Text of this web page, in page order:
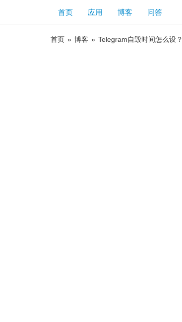
首页 应用 博客 问答
首页 » 博客 » Telegram自毁时间怎么设？